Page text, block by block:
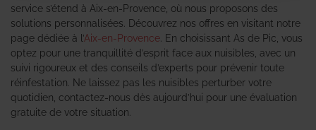
service s’étend à Aix-en-Provence, où nous proposons des
solutions personnalisées. Découvrez nos offres en visitant notre
page dédiée à l’Aix-en-Provence . En choisissant As de Pic, vous
optez pour une tranquillité d’esprit face aux nuisibles, avec un
suivi rigoureux et des conseils d’experts pour prévenir toute
réinfestation. Ne laissez pas les nuisibles perturber votre
quotidien, contactez-nous dès aujourd’hui pour une évaluation
gratuite de votre situation.